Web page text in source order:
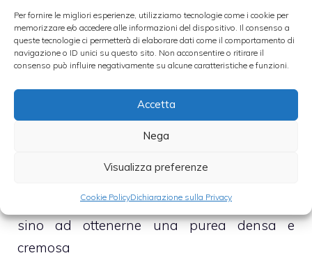
Per fornire le migliori esperienze, utilizziamo tecnologie come i cookie per
memorizzare e/o accedere alle informazioni del dispositivo. Il consenso a
queste tecnologie ci permetterà di elaborare dati come il comportamento di
navigazione o ID unici su questo sito. Non acconsentire o ritirare il
consenso può influire negativamente su alcune caratteristiche e funzioni.
Accetta
Nega
Visualizza preferenze
Cookie PolicyDichiarazione sulla Privacy
abbondante brodo vegetale bollente
– Regola di da sale e pepe e cuoci, a fuoco
moderato, per circa 12 minuti
molto ampio, che tosterai ponendoli sotto il
grill del forno elettrico o microonde
– Scola i piselli del brodo in eccesso e frullali
sino ad ottenerne una purea densa e
cremosa